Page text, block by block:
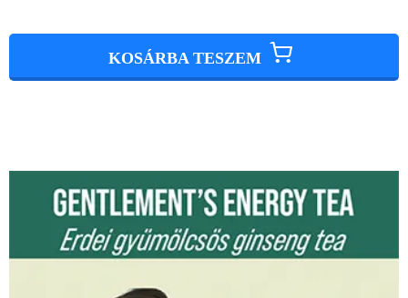
KOSÁRBA TESZEM